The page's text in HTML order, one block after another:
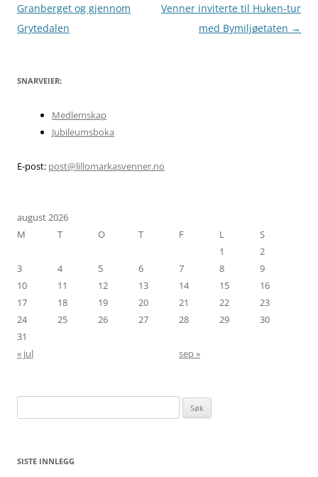
Granberget og gjennom
Grytedalen
Venner inviterte til Huken-tur
med Bymiljøetaten →
SNARVEIER:
Medlemskap
Jubileumsboka
E-post: post@lillomarkasvenner.no
august 2026
M
T O T F L
S
1
2
3
4 5 6 7 8
9
10
11 12 13 14 15
16
17
18 19 20 21 22
23
24
25 26 27 28 29
30
31
« jul
sep »
etter:
SISTE INNLEGG